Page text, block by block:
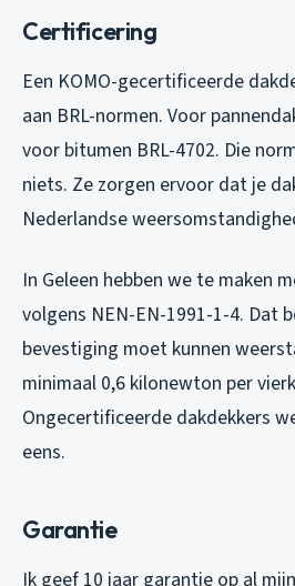
Certificering
Een KOMO-gecertificeerde
aan BRL-normen. Voor
voor bitumen BRL-4702. Die
niets. Ze zorgen ervoor dat je
Nederlandse
In Geleen hebben we te maken
volgens NEN-EN-1991-1-4. Dat
bevestiging moet kunnen
minimaal 0,6 kilonewton per
Ongecertificeerde dakdekkers
eens.
Garantie
Ik geef 10 jaar garantie op al